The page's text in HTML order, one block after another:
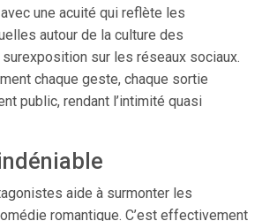
une acuité qui reflète les
autour de la culture des
sur les réseaux sociaux.
chaque geste, chaque sortie
public, rendant l’intimité quasi
aide à surmonter les
romantique. C’est effectivement